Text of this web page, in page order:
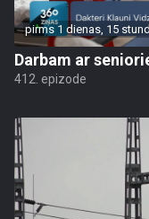
pirms 1 dienas, 15
Darbam ar
412. epizode